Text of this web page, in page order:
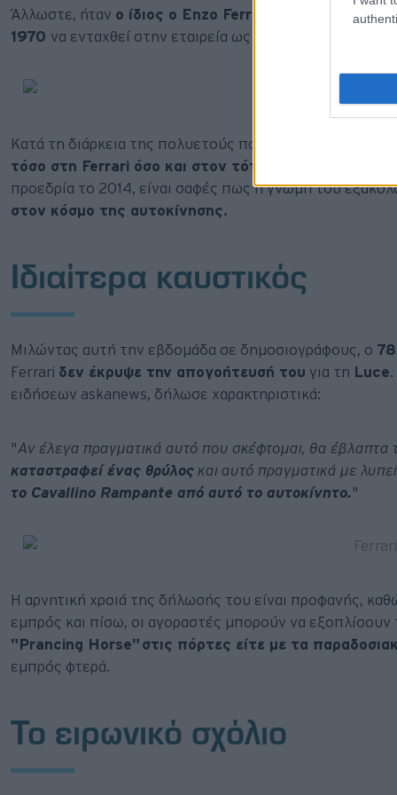
Άλλωστε, ήταν ο ίδιος ο Enzo Ferrari που τον είχε
1970 να ενταχθεί στην εταιρεία ως προσωπικός του
Κατά τη διάρκεια της πολυετούς πορείας του, ο
τόσο στη Ferrari όσο και στον τότε μητρικό όμιλο
προεδρία το 2014, είναι σαφές πως η γνώμη του
στον κόσμο της αυτοκίνησης.
Ιδιαίτερα καυστικός
Μιλώντας αυτή την εβδομάδα σε δημοσιογράφους, ο
Ferrari δεν έκρυψε την απογοήτευσή του για τη Luce
ειδήσεων askanews, δήλωσε χαρακτηριστικά:
"Αν έλεγα πραγματικά αυτό που σκέφτομαι, θα έβλαπτα
καταστραφεί ένας θρύλος και αυτό πραγματικά με
το Cavallino Rampante από αυτό το αυτοκίνητο. "
Η αρνητική χροιά της δήλωσής του είναι προφανής,
εμπρός και πίσω, οι αγοραστές μπορούν να εξοπλίσουν
"Prancing Horse" στις πόρτες είτε με τα
εμπρός φτερά.
Το ειρωνικό σχόλιο